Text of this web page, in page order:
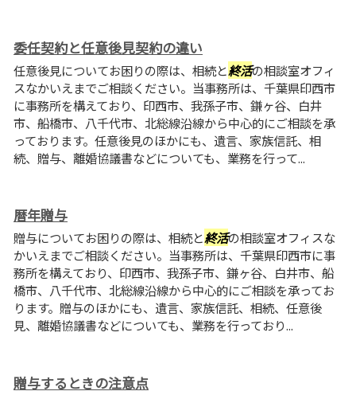
委任契約と任意後見契約の違い
任意後見についてお困りの際は、相続と終活の相談室オフィ
スなかいえまでご相談ください。当事務所は、千葉県印西市
に事務所を構えており、印西市、我孫子市、鎌ヶ谷、白井
市、船橋市、八千代市、北総線沿線から中心的にご相談を承
っております。任意後見のほかにも、遺言、家族信託、相
続、贈与、離婚協議書などについても、業務を行って...
暦年贈与
贈与についてお困りの際は、相続と終活の相談室オフィスな
かいえまでご相談ください。当事務所は、千葉県印西市に事
務所を構えており、印西市、我孫子市、鎌ヶ谷、白井市、船
橋市、八千代市、北総線沿線から中心的にご相談を承ってお
ります。贈与のほかにも、遺言、家族信託、相続、任意後
見、離婚協議書などについても、業務を行っており...
贈与するときの注意点